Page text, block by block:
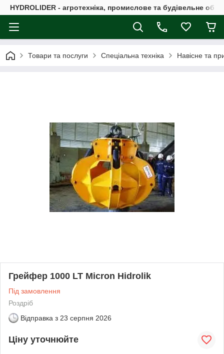
HYDROLIDER - агротехніка, промислове та будівельне
Товари та послуги Спеціальна техніка Навісне та
Грейфер 1000 LT Micron Hidrolik
Під замовлення
Роздріб
Відправка з 23 серпня 2026
Ціну уточнюйте